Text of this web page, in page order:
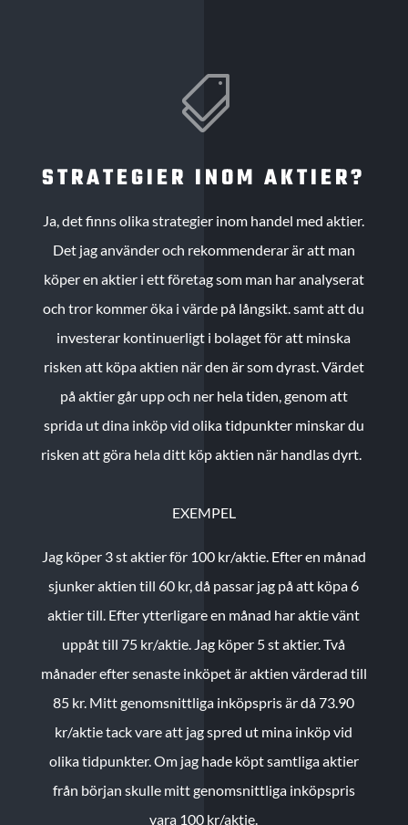

STRATEGIER INOM AKTIER?
Ja, det finns olika strategier inom handel med aktier.
Det jag använder och rekommenderar är att man
köper en aktier i ett företag som man har analyserat
och tror kommer öka i värde på långsikt. samt att du
investerar kontinuerligt i bolaget för att minska
risken att köpa aktien när den är som dyrast. Värdet
på aktier går upp och ner hela tiden, genom att
sprida ut dina inköp vid olika tidpunkter minskar du
risken att göra hela ditt köp aktien när handlas dyrt.
EXEMPEL
Jag köper 3 st aktier för 100 kr/aktie. Efter en månad
sjunker aktien till 60 kr, då passar jag på att köpa 6
aktier till. Efter ytterligare en månad har aktie vänt
uppåt till 75 kr/aktie. Jag köper 5 st aktier.Två
månader efter senaste inköpet är aktien värderad till
85 kr. Mitt genomsnittliga inköpspris är då 73.90
kr/aktie tack vare att jag spred ut mina inköp vid
olika tidpunkter. Om jag hade köpt samtliga aktier
från början skulle mitt genomsnittliga inköpspris
vara 100 kr/aktie.